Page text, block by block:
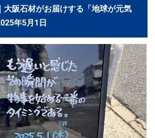
大阪石材がお届けする「地球が元気
年5月1日